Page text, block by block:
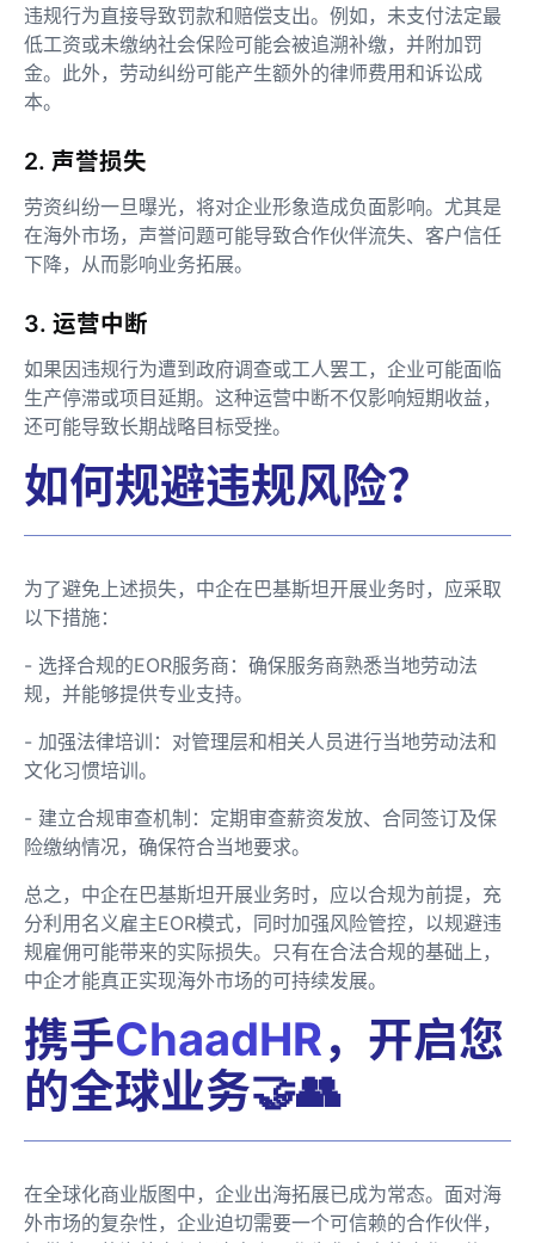
违规行为直接导致罚款和赔偿支出。例如，未支付法定最
低工资或未缴纳社会保险可能会被追溯补缴，并附加罚
金。此外，劳动纠纷可能产生额外的律师费用和诉讼成
本。
2. 声誉损失
劳资纠纷一旦曝光，将对企业形象造成负面影响。尤其是
在海外市场，声誉问题可能导致合作伙伴流失、客户信任
下降，从而影响业务拓展。
3. 运营中断
如果因违规行为遭到政府调查或工人罢工，企业可能面临
生产停滞或项目延期。这种运营中断不仅影响短期收益，
还可能导致长期战略目标受挫。
如何规避违规风险？
为了避免上述损失，中企在巴基斯坦开展业务时，应采取
以下措施：
- 选择合规的EOR服务商：确保服务商熟悉当地劳动法
规，并能够提供专业支持。
- 加强法律培训：对管理层和相关人员进行当地劳动法和
文化习惯培训。
- 建立合规审查机制：定期审查薪资发放、合同签订及保
险缴纳情况，确保符合当地要求。
总之，中企在巴基斯坦开展业务时，应以合规为前提，充
分利用名义雇主EOR模式，同时加强风险管控，以规避违
规雇佣可能带来的实际损失。只有在合法合规的基础上，
中企才能真正实现海外市场的可持续发展。
携手ChaadHR，开启您
的全球业务🤝👥
在全球化商业版图中，企业出海拓展已成为常态。面对海
外市场的复杂性，企业迫切需要一个可信赖的合作伙伴，